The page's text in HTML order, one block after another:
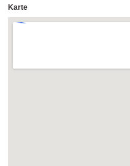
Karte